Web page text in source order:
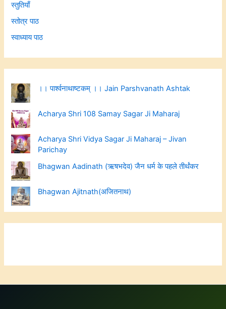
स्तुतियाँ
स्तोत्र पाठ
स्वाध्याय पाठ
।। पार्श्वनाथाष्टकम् ।। Jain Parshvanath Ashtak
Acharya Shri 108 Samay Sagar Ji Maharaj
Acharya Shri Vidya Sagar Ji Maharaj – Jivan
Parichay
Bhagwan Aadinath (ऋषभदेव) जैन धर्म के पहले तीर्थंकर
Bhagwan Ajitnath(अजितनाथ)